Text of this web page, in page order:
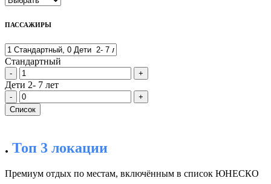
ПАССАЖИРЫ
Стандартный
- +
Дети 2- 7 лет
-
+
Cписок
. Топ 3 локации
Премиум отдых по местам, включённым в список ЮНЕСКО